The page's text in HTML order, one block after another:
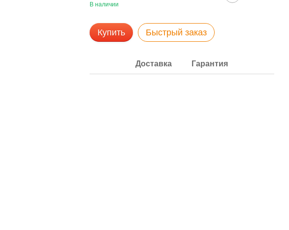
В наличии
Купить Быстрый заказ
Доставка Гарантия